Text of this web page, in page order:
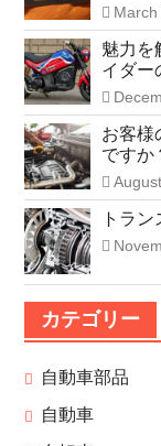
魅力を
イダー
お客様
ですか
トラ
カテゴリー
自動車部品
自動車